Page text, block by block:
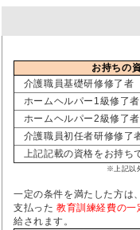
お持ちの
介護職員基礎研修修了者
ホームヘルパー1級修了者
ホームヘルパー2級修了者
介護職員初任者研修修了
上記記載の資格をお持ち
※上記以
一定の条件を満たした方は
支払った 教育訓練経費の一
給されます。